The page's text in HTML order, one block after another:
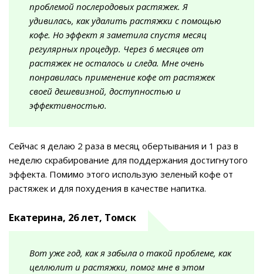
проблемой послеродовых растяжек. Я
удивилась, как удалить растяжки с помощью
кофе. Но эффект я заметила спустя месяц
регулярных процедур. Через 6 месяцев от
растяжек не осталось и следа. Мне очень
понравилась применение кофе от растяжек
своей дешевизной, доступностью и
эффективностью.
Сейчас я делаю 2 раза в месяц обертывания и 1 раз в
неделю скрабирование для поддержания достигнутого
эффекта. Помимо этого использую зеленый кофе от
растяжек и для похудения в качестве напитка.
Екатерина, 26 лет, Томск
Вот уже год, как я забыла о такой проблеме, как
целлюлит и растяжки, помог мне в этом